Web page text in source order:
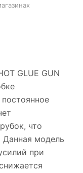
GLUE GUN
что
Данная модель
при